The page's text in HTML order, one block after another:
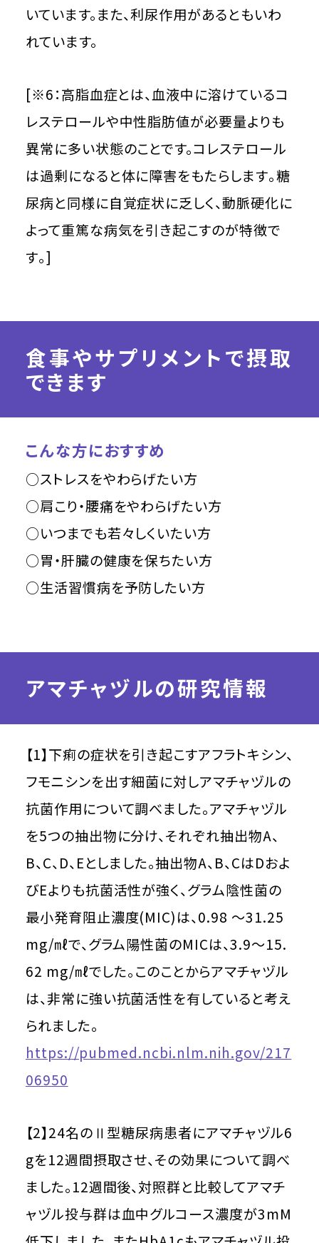
いています。また、利尿作用があるともいわ
れています。
[※6：高脂血症とは、血液中に溶けているコ
レステロールや中性脂肪値が必要量よりも
異常に多い状態のことです。コレステロール
は過剰になると体に障害をもたらします｡糖
尿病と同様に自覚症状に乏しく、動脈硬化に
よって重篤な病気を引き起こすのが特徴で
す｡]
食事やサプリメントで摂取
できます
こんな方におすすめ
○ストレスをやわらげたい方
○肩こり・腰痛をやわらげたい方
○いつまでも若々しくいたい方
○胃・肝臓の健康を保ちたい方
○生活習慣病を予防したい方
アマチャヅルの研究情報
【1】下痢の症状を引き起こすアフラトキシン、
フモニシンを出す細菌に対しアマチャヅルの
抗菌作用について調べました。アマチャヅル
を5つの抽出物に分け、それぞれ抽出物A、
B、C、D、Eとしました。抽出物A、B、CはDおよ
びEよりも抗菌活性が強く、グラム陰性菌の
最小発育阻止濃度(MIC)は、0.98 ～31.25
mg/㎖で、グラム陽性菌のMICは、3.9～15.
62 mg/㎖でした。このことからアマチャヅル
は、非常に強い抗菌活性を有していると考え
られました。
https://pubmed.ncbi.nlm.nih.gov/217
06950
【2】24名のⅡ型糖尿病患者にアマチャヅル6
gを12週間摂取させ、その効果について調べ
ました。12週間後、対照群と比較してアマチ
ャヅル投与群は血中グルコース濃度が3mM